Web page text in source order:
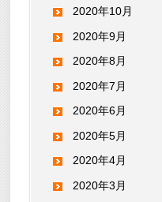
2020年10月
2020年9月
2020年8月
2020年7月
2020年6月
2020年5月
2020年4月
2020年3月